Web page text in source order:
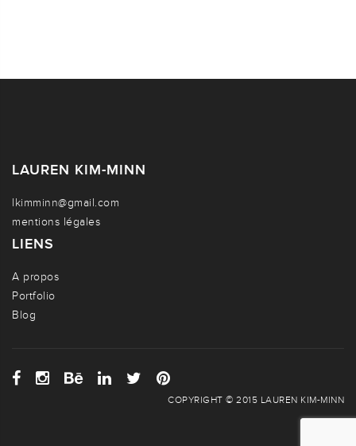
LAUREN KIM-MINN
lkimminn@gmail.com
mentions légales
LIENS
A propos
Portfolio
Blog
COPYRIGHT © 2015 LAUREN KIM-MINN